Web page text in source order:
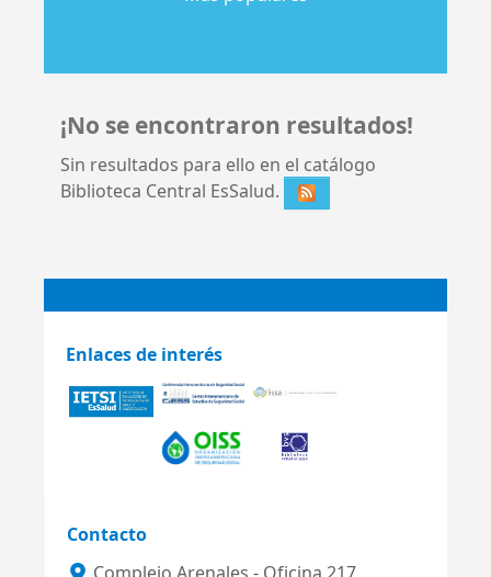
¡No se encontraron resultados!
Sin resultados para ello en el catálogo
Biblioteca Central EsSalud.
Enlaces de interés
Contacto